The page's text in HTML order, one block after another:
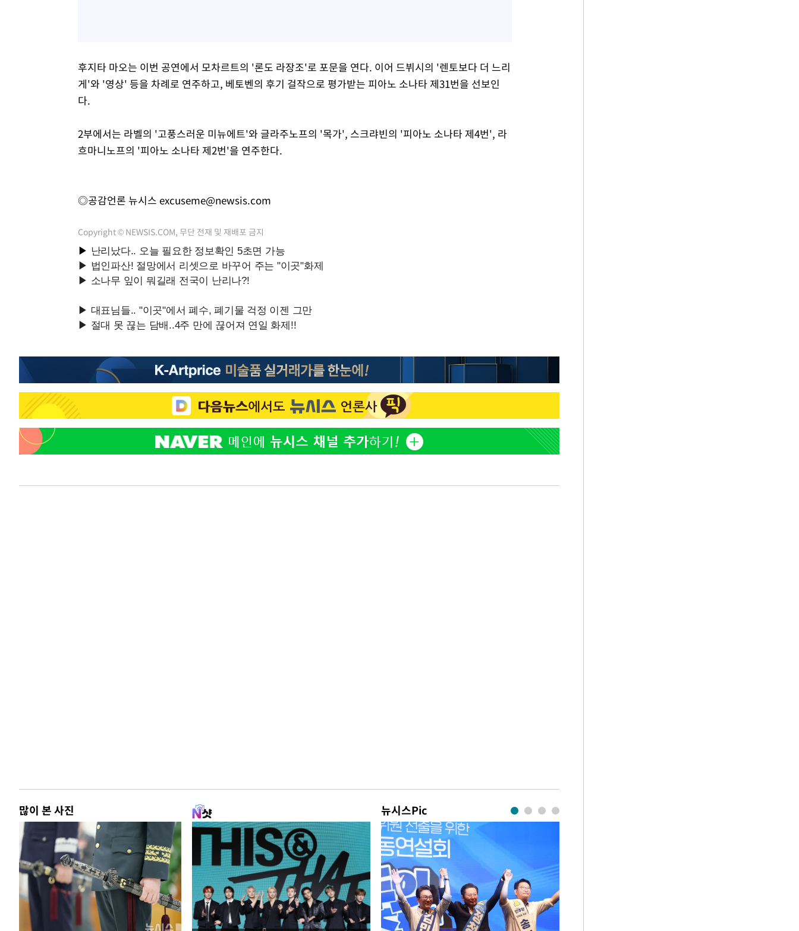
후지타 마오는 이번 공연에서 모차르트의 '론도 라장조'로 포문을 연다. 이어 드뷔시의 '렌토보다 더 느리
게'와 '영상' 등을 차례로 연주하고, 베토벤의 후기 걸작으로 평가받는 피아노 소나타 제31번을 선보인
다.
2부에서는 라벨의 '고풍스러운 미뉴에트'와 글라주노프의 '목가', 스크랴빈의 '피아노 소나타 제4번', 라
흐마니노프의 '피아노 소나타 제2번'을 연주한다.
◎공감언론 뉴시스 excuseme@newsis.com
Copyright © NEWSIS.COM, 무단 전재 및 재배포 금지
많이 본 사진 뉴시스Pic